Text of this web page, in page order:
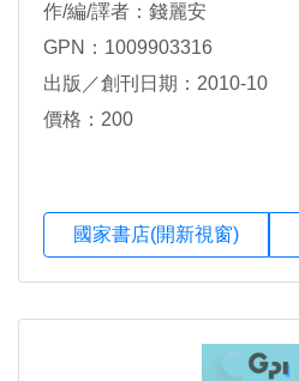
作/編/譯者：錢麗安
GPN：1009903316
出版／創刊日期：2010-10
價格：200
國家書店(開新視窗)